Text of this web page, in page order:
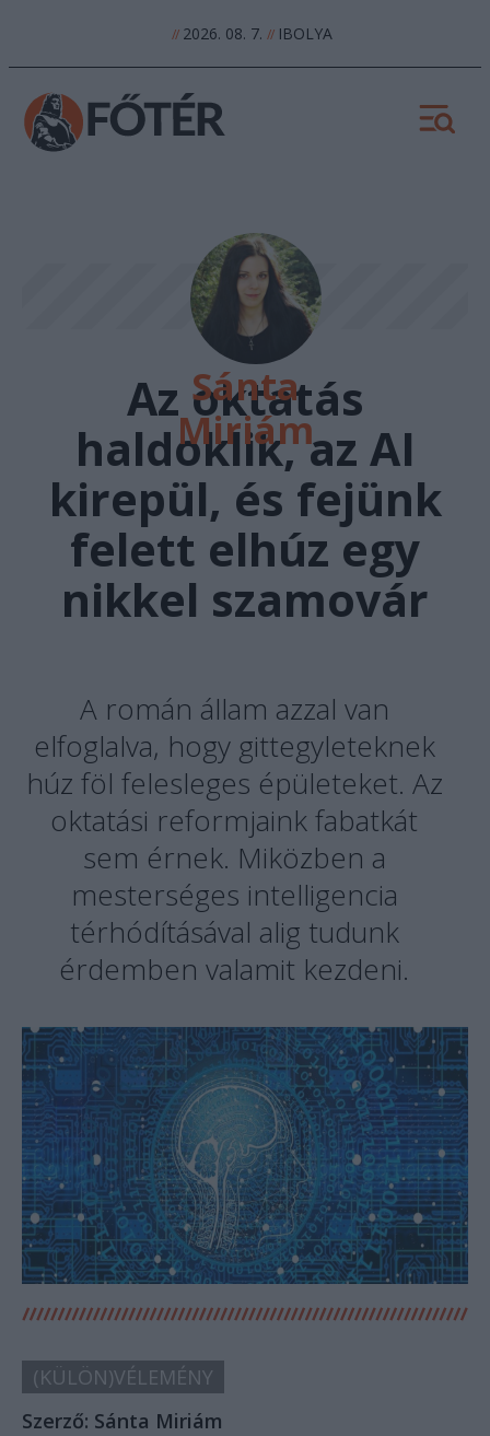
//2026. 08. 7. //IBOLYA
Sánta
Miriám
Az oktatás
haldoklik, az AI
kirepül, és fejünk
felett elhúz egy
nikkel szamovár
A román állam azzal van
elfoglalva, hogy gittegyleteknek
húz föl felesleges épületeket. Az
oktatási reformjaink fabatkát
sem érnek. Miközben a
mesterséges intelligencia
térhódításával alig tudunk
érdemben valamit kezdeni.
(KÜLÖN)VÉLEMÉNY
Szerző: Sánta Miriám